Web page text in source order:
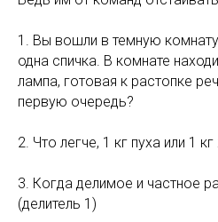
1. Вы вошли в темную
одна спичка. В комнате
лампа, готовая к растопке
первую очередь?
2. Что легче, 1 кг пуха или 1
3. Когда делимое и частное
(делитель 1)